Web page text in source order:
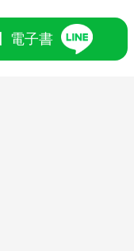
電子書